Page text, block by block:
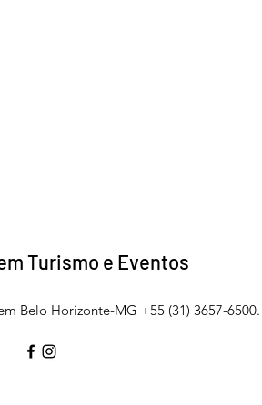
Turismo e Eventos
Belo Horizonte-MG +55 (31) 3657-6500.